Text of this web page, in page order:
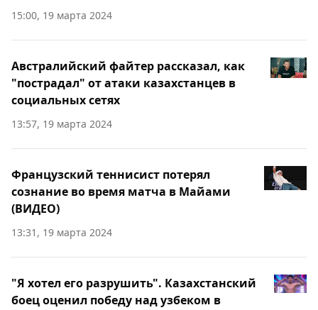
15:00, 19 марта 2024
Австралийский файтер рассказал, как
"пострадал" от атаки казахстанцев в
социальных сетях
13:57, 19 марта 2024
Французский теннисист потерял
сознание во время матча в Майами
(ВИДЕО)
13:31, 19 марта 2024
"Я хотел его разрушить". Казахстанский
боец оценил победу над узбеком в